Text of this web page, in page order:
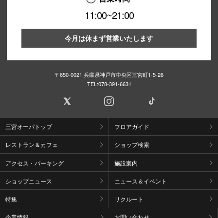
11:00~21:00
今月は休まず営業いたします
〒650-0021 兵庫県神戸市中央区三宮町1-5-26
TEL:078-391-6631
三宮オーパトップ フロアガイド
レストラン＆カフェ ショップ検索
アクセス・パーキング 施設案内
ショップニュース ニュース＆イベント
特集 リクルート